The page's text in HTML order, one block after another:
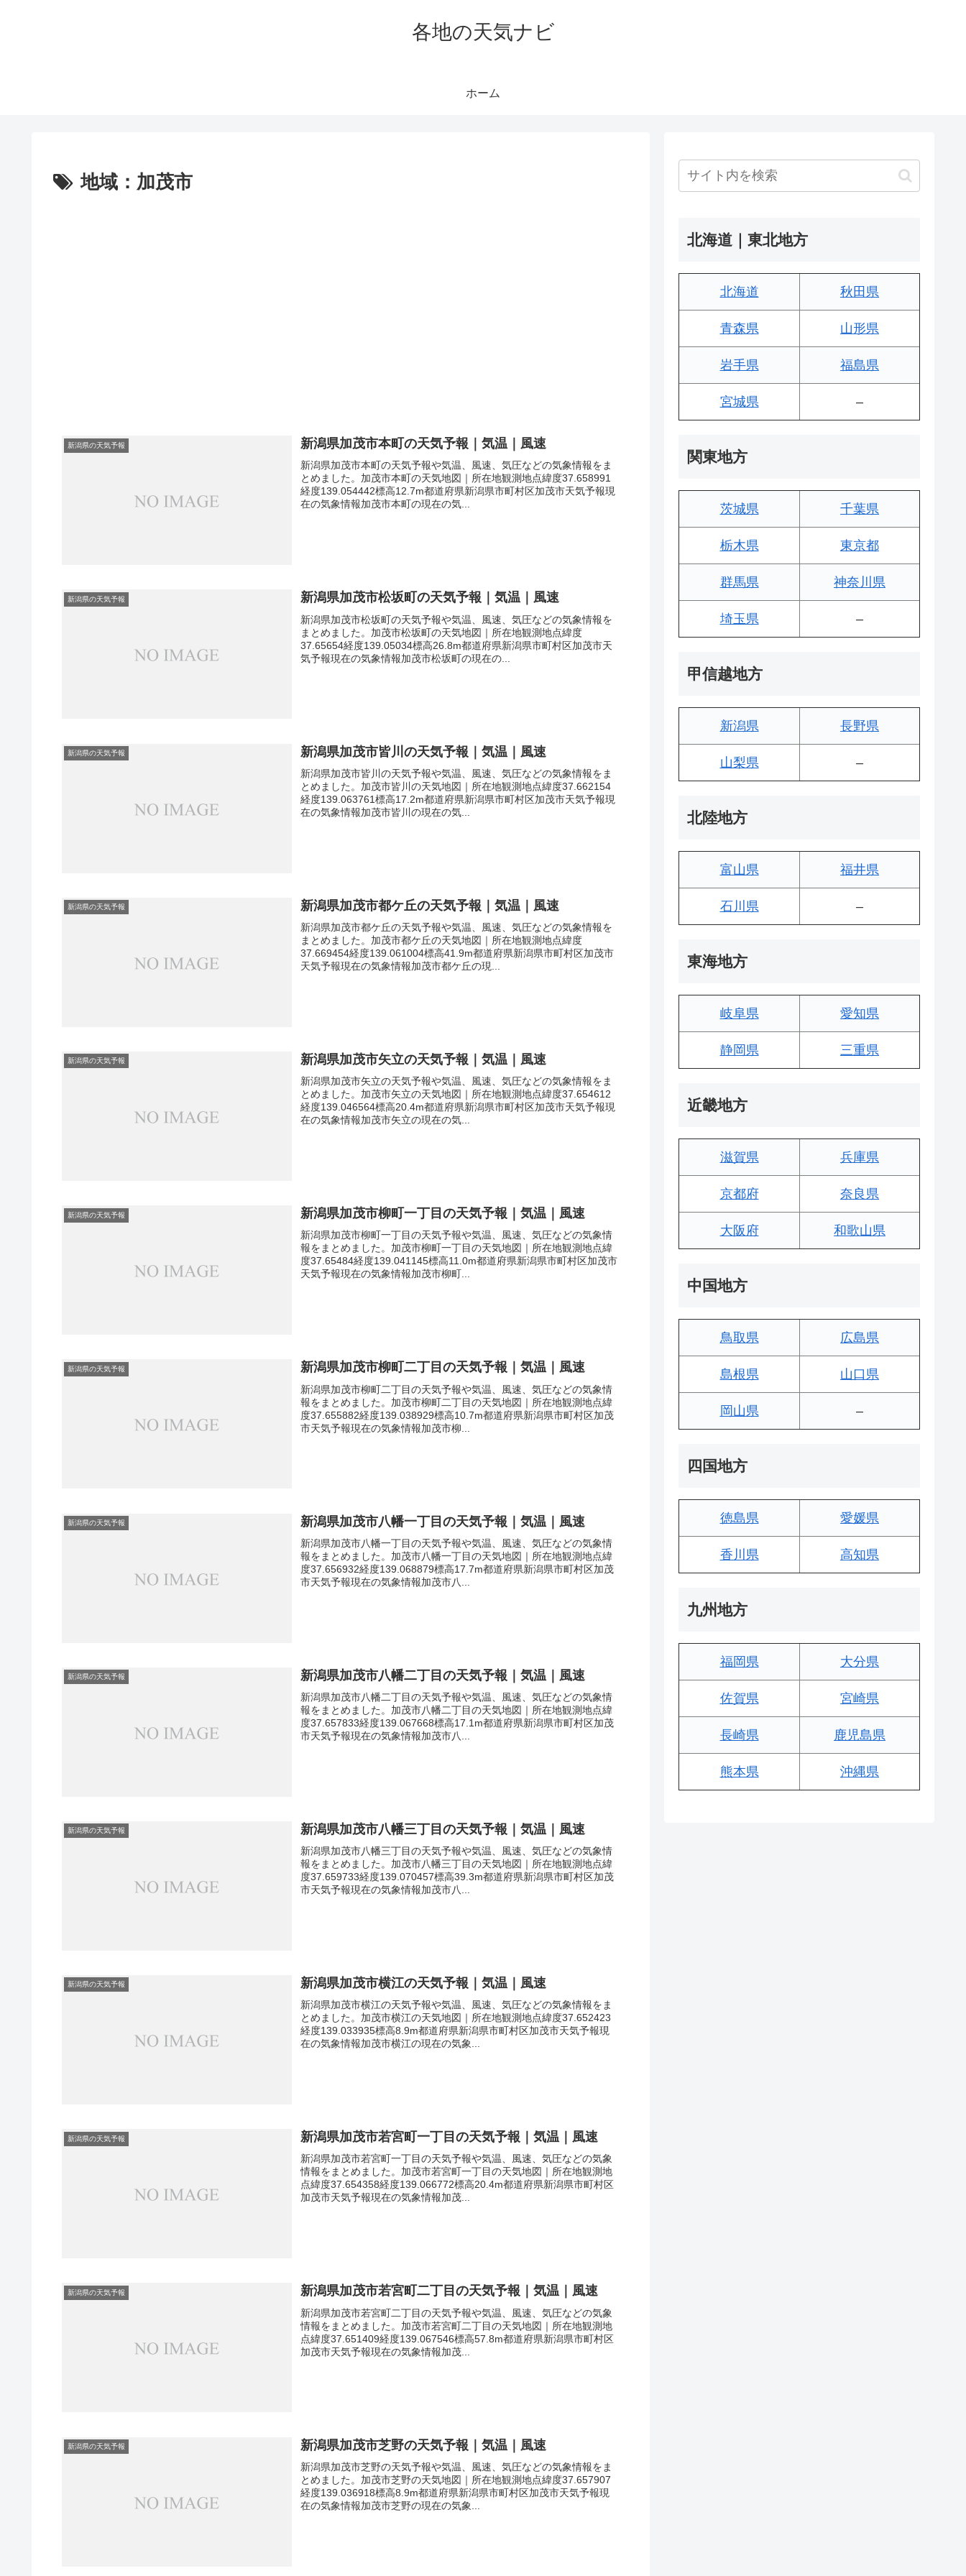
各地の天気ナビ
ホーム
地域：加茂市
新潟県の天気予報 新潟県加茂市本町の天気予報｜気温｜風速
新潟県加茂市本町の天気予報や気温、風速、気圧などの気象情報をま
とめました。加茂市本町の天気地図｜所在地観測地点緯度37.658991
経度139.054442標高12.7m都道府県新潟県市町村区加茂市天気予報現
在の気象情報加茂市本町の現在の気...
新潟県の天気予報 新潟県加茂市松坂町の天気予報｜気温｜風速
新潟県加茂市松坂町の天気予報や気温、風速、気圧などの気象情報を
まとめました。加茂市松坂町の天気地図｜所在地観測地点緯度
37.65654経度139.05034標高26.8m都道府県新潟県市町村区加茂市天
気予報現在の気象情報加茂市松坂町の現在の...
新潟県の天気予報 新潟県加茂市皆川の天気予報｜気温｜風速
新潟県加茂市皆川の天気予報や気温、風速、気圧などの気象情報をま
とめました。加茂市皆川の天気地図｜所在地観測地点緯度37.662154
経度139.063761標高17.2m都道府県新潟県市町村区加茂市天気予報現
在の気象情報加茂市皆川の現在の気...
新潟県の天気予報 新潟県加茂市都ケ丘の天気予報｜気温｜風速
新潟県加茂市都ケ丘の天気予報や気温、風速、気圧などの気象情報を
まとめました。加茂市都ケ丘の天気地図｜所在地観測地点緯度
37.669454経度139.061004標高41.9m都道府県新潟県市町村区加茂市
天気予報現在の気象情報加茂市都ケ丘の現...
新潟県の天気予報 新潟県加茂市矢立の天気予報｜気温｜風速
新潟県加茂市矢立の天気予報や気温、風速、気圧などの気象情報をま
とめました。加茂市矢立の天気地図｜所在地観測地点緯度37.654612
経度139.046564標高20.4m都道府県新潟県市町村区加茂市天気予報現
在の気象情報加茂市矢立の現在の気...
新潟県の天気予報 新潟県加茂市柳町一丁目の天気予報｜気温｜風速
新潟県加茂市柳町一丁目の天気予報や気温、風速、気圧などの気象情
報をまとめました。加茂市柳町一丁目の天気地図｜所在地観測地点緯
度37.65484経度139.041145標高11.0m都道府県新潟県市町村区加茂市
天気予報現在の気象情報加茂市柳町...
新潟県の天気予報 新潟県加茂市柳町二丁目の天気予報｜気温｜風速
新潟県加茂市柳町二丁目の天気予報や気温、風速、気圧などの気象情
報をまとめました。加茂市柳町二丁目の天気地図｜所在地観測地点緯
度37.655882経度139.038929標高10.7m都道府県新潟県市町村区加茂
市天気予報現在の気象情報加茂市柳...
新潟県の天気予報 新潟県加茂市八幡一丁目の天気予報｜気温｜風速
新潟県加茂市八幡一丁目の天気予報や気温、風速、気圧などの気象情
報をまとめました。加茂市八幡一丁目の天気地図｜所在地観測地点緯
度37.656932経度139.068879標高17.7m都道府県新潟県市町村区加茂
市天気予報現在の気象情報加茂市八...
新潟県の天気予報 新潟県加茂市八幡二丁目の天気予報｜気温｜風速
新潟県加茂市八幡二丁目の天気予報や気温、風速、気圧などの気象情
報をまとめました。加茂市八幡二丁目の天気地図｜所在地観測地点緯
度37.657833経度139.067668標高17.1m都道府県新潟県市町村区加茂
市天気予報現在の気象情報加茂市八...
新潟県の天気予報 新潟県加茂市八幡三丁目の天気予報｜気温｜風速
新潟県加茂市八幡三丁目の天気予報や気温、風速、気圧などの気象情
報をまとめました。加茂市八幡三丁目の天気地図｜所在地観測地点緯
度37.659733経度139.070457標高39.3m都道府県新潟県市町村区加茂
市天気予報現在の気象情報加茂市八...
新潟県の天気予報 新潟県加茂市横江の天気予報｜気温｜風速
新潟県加茂市横江の天気予報や気温、風速、気圧などの気象情報をま
とめました。加茂市横江の天気地図｜所在地観測地点緯度37.652423
経度139.033935標高8.9m都道府県新潟県市町村区加茂市天気予報現
在の気象情報加茂市横江の現在の気象...
新潟県の天気予報 新潟県加茂市若宮町一丁目の天気予報｜気温｜風速
新潟県加茂市若宮町一丁目の天気予報や気温、風速、気圧などの気象
情報をまとめました。加茂市若宮町一丁目の天気地図｜所在地観測地
点緯度37.654358経度139.066772標高20.4m都道府県新潟県市町村区
加茂市天気予報現在の気象情報加茂...
新潟県の天気予報 新潟県加茂市若宮町二丁目の天気予報｜気温｜風速
新潟県加茂市若宮町二丁目の天気予報や気温、風速、気圧などの気象
情報をまとめました。加茂市若宮町二丁目の天気地図｜所在地観測地
点緯度37.651409経度139.067546標高57.8m都道府県新潟県市町村区
加茂市天気予報現在の気象情報加茂...
新潟県の天気予報 新潟県加茂市芝野の天気予報｜気温｜風速
新潟県加茂市芝野の天気予報や気温、風速、気圧などの気象情報をま
とめました。加茂市芝野の天気地図｜所在地観測地点緯度37.657907
経度139.036918標高8.9m都道府県新潟県市町村区加茂市天気予報現
在の気象情報加茂市芝野の現在の気象...
北海道｜東北地方
北海道 秋田県
青森県 山形県
岩手県 福島県
宮城県 –
関東地方
茨城県 千葉県
栃木県 東京都
群馬県 神奈川県
埼玉県 –
甲信越地方
新潟県 長野県
山梨県 –
北陸地方
富山県 福井県
石川県 –
東海地方
岐阜県 愛知県
静岡県 三重県
近畿地方
滋賀県 兵庫県
京都府 奈良県
大阪府 和歌山県
中国地方
鳥取県 広島県
島根県 山口県
岡山県 –
四国地方
徳島県 愛媛県
香川県 高知県
九州地方
福岡県 大分県
佐賀県 宮崎県
長崎県 鹿児島県
熊本県 沖縄県